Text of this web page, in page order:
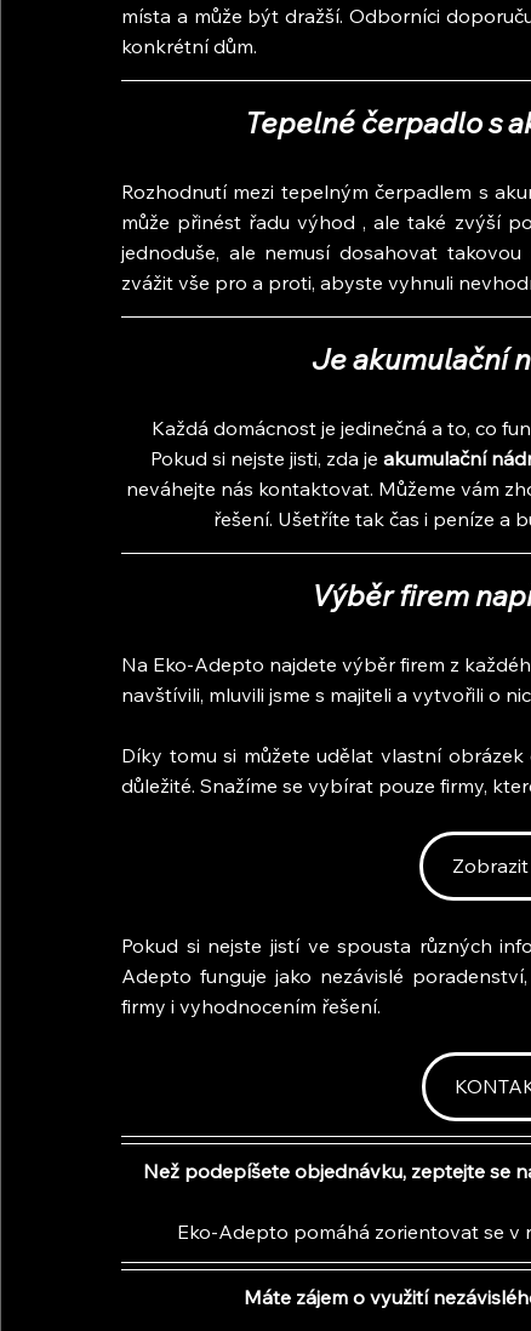
místa a může být dražší. Odborníci
konkrétní dům.
Tepelné čerpadlo s
Rozhodnutí mezi tepelným čerpadlem s
může přinést řadu výhod , ale také zvýší
jednoduše, ale nemusí dosahovat
zvážit vše pro a proti, abyste vyhnuli
Je akumulační
Každá domácnost je jedinečná a to, co
Pokud si nejste jisti, zda je akumulační
neváhejte nás kontaktovat. Můžeme vám
řešení. Ušetříte tak čas i peníze a
Výběr firem
Na Eko-Adepto najdete výběr firem z
navštívili, mluvili jsme s majiteli a vytvořili o
Díky tomu si můžete udělat vlastní
důležité. Snažíme se vybírat pouze firmy,
Zobrazit
Pokud si nejste jistí ve spousta různých
Adepto funguje jako nezávislé
firmy i vyhodnocením řešení.
Než podepíšete objednávku, zeptejte se
Eko-Adepto pomáhá zorientovat se
Máte zájem o využití